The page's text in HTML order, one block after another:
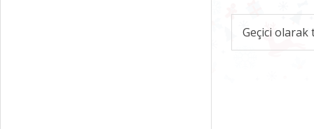
Geçici